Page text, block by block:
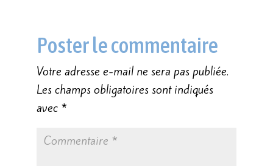
Poster le commentaire
Votre adresse e-mail ne sera pas publiée.
Les champs obligatoires sont indiqués
avec *